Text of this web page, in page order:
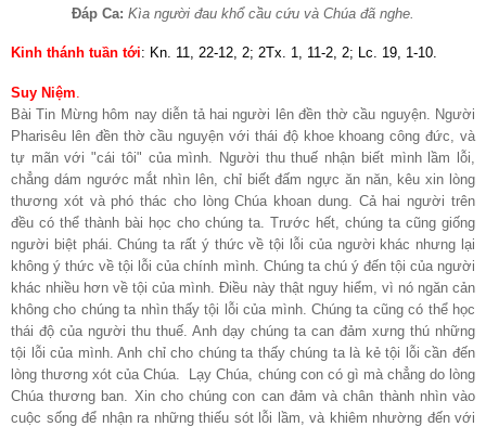
Đáp Ca: Kìa người đau khổ cầu cứu và Chúa đã nghe.
Kinh thánh tuần tới: Kn. 11, 22-12, 2; 2Tx. 1, 11-2, 2; Lc. 19, 1-10.
Suy Niệm.
Bài Tin Mừng hôm nay diễn tả hai người lên đền thờ cầu nguyện. Người
Pharisêu lên đền thờ cầu nguyện với thái độ khoe khoang công đức, và
tự mãn với "cái tôi" của mình. Người thu thuế nhận biết mình lầm lỗi,
chẳng dám ngước mắt nhìn lên, chỉ biết đấm ngực ăn năn, kêu xin lòng
thương xót và phó thác cho lòng Chúa khoan dung. Cả hai người trên
đều có thể thành bài học cho chúng ta. Trước hết, chúng ta cũng giống
người biệt phái. Chúng ta rất ý thức về tội lỗi của người khác nhưng lại
không ý thức về tội lỗi của chính mình. Chúng ta chú ý đến tội của người
khác nhiều hơn về tội của mình. Điều này thật nguy hiểm, vì nó ngăn cản
không cho chúng ta nhìn thấy tội lỗi của mình. Chúng ta cũng có thể học
thái độ của người thu thuế. Anh dạy chúng ta can đảm xưng thú những
tội lỗi của mình. Anh chỉ cho chúng ta thấy chúng ta là kẻ tội lỗi cần đến
lòng thương xót của Chúa. Lạy Chúa, chúng con có gì mà chẳng do lòng
Chúa thương ban. Xin cho chúng con can đảm và chân thành nhìn vào
cuộc sống để nhận ra những thiếu sót lỗi lầm, và khiêm nhường đến với